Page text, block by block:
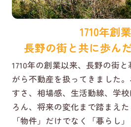
1710年創
長野の街と共に歩ん
1710年の創業以来、長野の街
がら不動産を扱ってきました
すさ、相場感、生活動線、学
ろん、将来の変化まで踏まえた
「物件」だけでなく「暮らし